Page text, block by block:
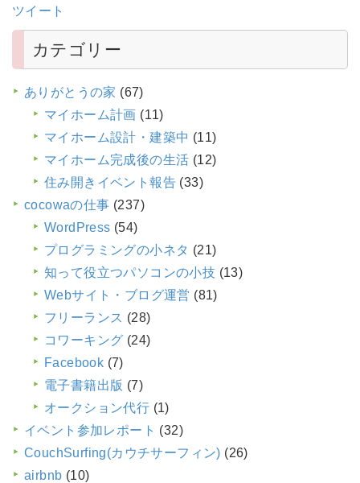
ツイート
カテゴリー
ありがとうの家 (67)
マイホーム計画 (11)
マイホーム設計・建築中 (11)
マイホーム完成後の生活 (12)
住み開きイベント報告 (33)
cocowaの仕事 (237)
WordPress (54)
プログラミングの小ネタ (21)
知って役立つパソコンの小技 (13)
Webサイト・ブログ運営 (81)
フリーランス (28)
コワーキング (24)
Facebook (7)
電子書籍出版 (7)
オークション代行 (1)
イベント参加レポート (32)
CouchSurfing(カウチサーフィン) (26)
airbnb (10)